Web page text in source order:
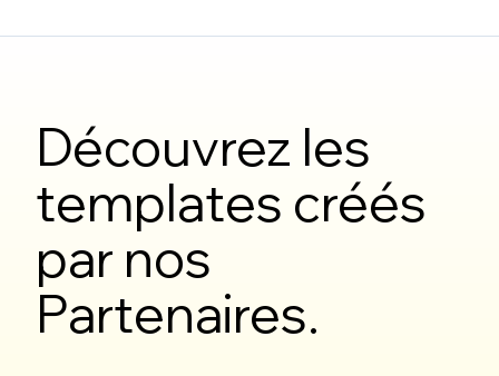
Découvrez les
templates créés
par nos
Partenaires.